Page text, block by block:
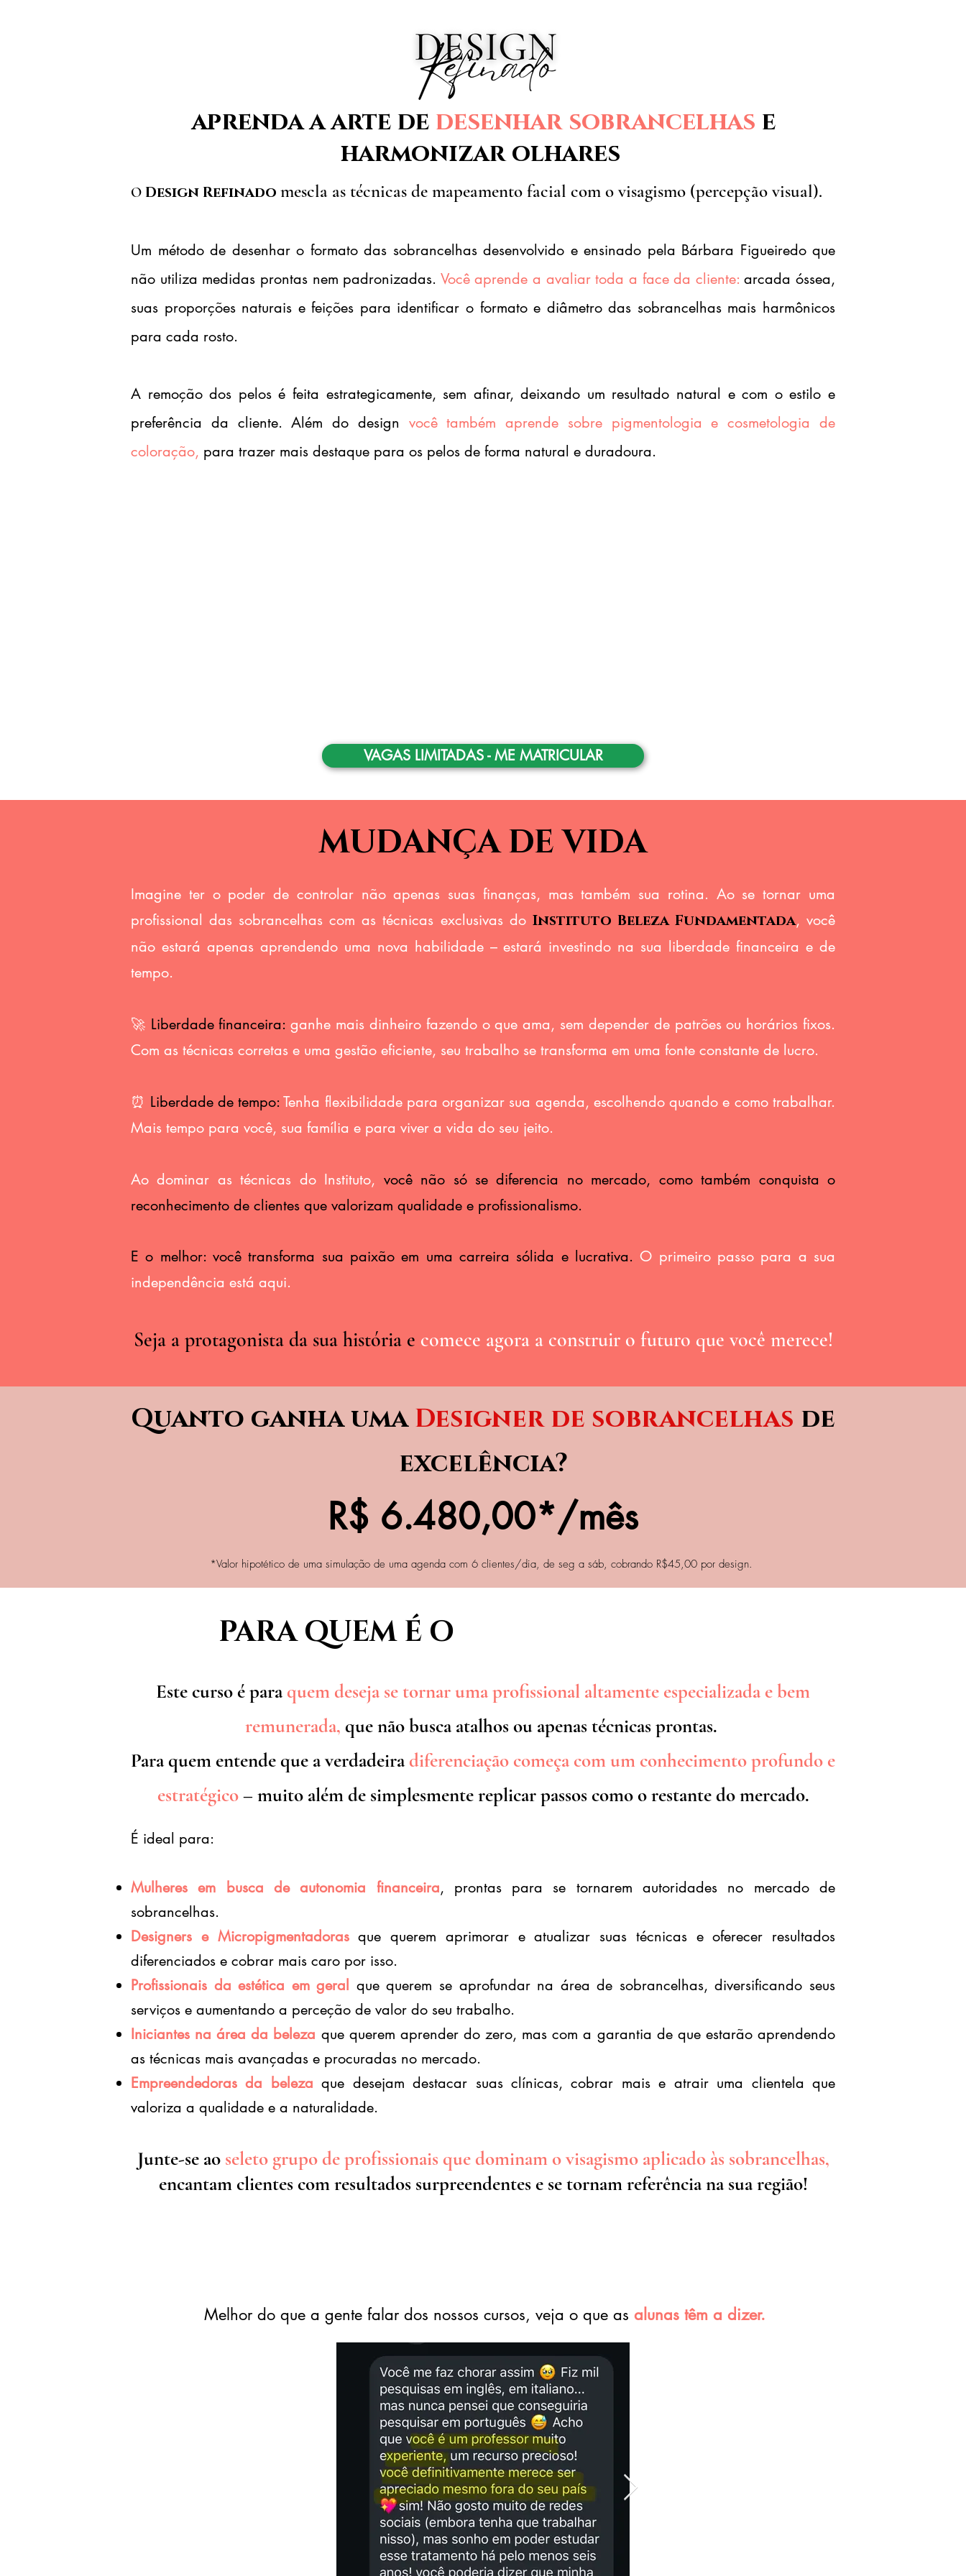
aprenda a arte de desenhar sobrancelhas e
harmonizar olhares
O Design Refinado mescla as técnicas de mapeamento facial com o visagismo (percepção visual).
Um método de desenhar o formato das sobrancelhas desenvolvido e ensinado pela Bárbara Figueiredo que
não utiliza medidas prontas nem padronizadas. Você aprende a avaliar toda a face da cliente:arcada óssea,
suas proporções naturais e feições para identificar o formato e diâmetro das sobrancelhas mais harmônicos
para cada rosto.
A remoção dos pelos é feita estrategicamente, sem afinar, deixando um resultado natural e com o estilo e
preferência da cliente. Além do design você também aprende sobre pigmentologia e cosmetologia de
coloração, para trazer mais destaque para os pelos de forma natural e duradoura.
VAGAS LIMITADAS - ME MATRICULAR
MUDANÇA DE VIDA
Imagine ter o poder de controlar não apenas suas finanças, mas também sua rotina. Ao se tornar uma
profissional das sobrancelhas com as técnicas exclusivas do Instituto Beleza Fundamentada, você
não estará apenas aprendendo uma nova habilidade – estará investindo na sua liberdade financeira e de
tempo.
🚀 Liberdade financeira:ganhe mais dinheiro fazendo o que ama, sem depender de patrões ou horários fixos.
Com as técnicas corretas e uma gestão eficiente, seu trabalho se transforma em uma fonte constante de lucro.
⏰ Liberdade de tempo:Tenha flexibilidade para organizar sua agenda, escolhendo quando e como trabalhar.
Mais tempo para você, sua família e para viver a vida do seu jeito.
Ao dominar as técnicas do Instituto, você não só se diferencia no mercado, como também conquista o
reconhecimento de clientes que valorizam qualidade e profissionalismo.
E o melhor: você transforma sua paixão em uma carreira sólida e lucrativa.​O primeiro passo para a sua
independência está aqui.
Seja a protagonista da sua história e comece agora a construir o futuro que você merece!
Quanto ganha umaDesigner de sobrancelhas de
excelência?
R$ 6.480,00*/mês
*Valor hipotético de uma simulação de uma agenda com 6 clientes/dia, de seg a sáb, cobrando R$45,00 por design.
PARA QUEM É O
Este curso é paraquem deseja se tornar uma profissional altamente especializada e bem
remunerada, que não busca atalhos ou apenas técnicas prontas.
Para quem entende que a verdadeiradiferenciação começa com um conhecimento profundo e
estratégico– muito além de simplesmente replicar passos como o restante do mercado.
É ideal para:
Mulheres em busca de autonomia financeira, prontas para se tornarem autoridades no mercado de
sobrancelhas.
Designers e Micropigmentadorasque querem aprimorar e atualizar suas técnicas e oferecer resultados
diferenciados e cobrar mais caro por isso.
Profissionais da estética em geral que querem se aprofundar na área de sobrancelhas, diversificando seus
serviços e aumentando a perceção de valor do seu trabalho.
Iniciantes na área da beleza que querem aprender do zero, mas com a garantia de que estarão aprendendo
as técnicas mais avançadas e procuradas no mercado.
Empreendedoras da belezaque desejam destacar suas clínicas, cobrar mais e atrair uma clientela que
valoriza a qualidade e a naturalidade.
Junte-se ao seleto grupo de profissionais que dominam o visagismo aplicado às sobrancelhas,
encantam clientes com resultados surpreendentes e se tornam referência na sua região!
Melhor do que a gente falar dos nossos cursos, veja o que as alunas têm a dizer.